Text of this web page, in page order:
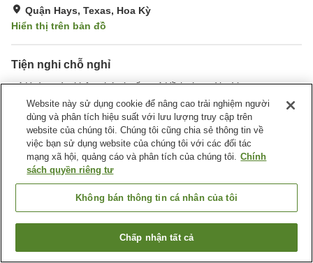
Quận Hays, Texas, Hoa Kỳ
Hiển thị trên bản đồ
Tiện nghi chỗ nghỉ
Hoàn toàn không hút thuốc Hồ bơi ngoài trời
Trang chủ Hoa Kỳ Texas
Quận Hays
Days Inn by Wyndham San Marcos
Tìm phòng trống
Website này sử dụng cookie để nâng cao trải nghiệm người
dùng và phân tích hiệu suất với lưu lượng truy cập trên
website của chúng tôi. Chúng tôi cũng chia sẻ thông tin về
việc bạn sử dụng website của chúng tôi với các đối tác
mạng xã hội, quảng cáo và phân tích của chúng tôi. Chính
sách quyền riêng tư
Không bán thông tin cá nhân của tôi
Chấp nhận tất cả